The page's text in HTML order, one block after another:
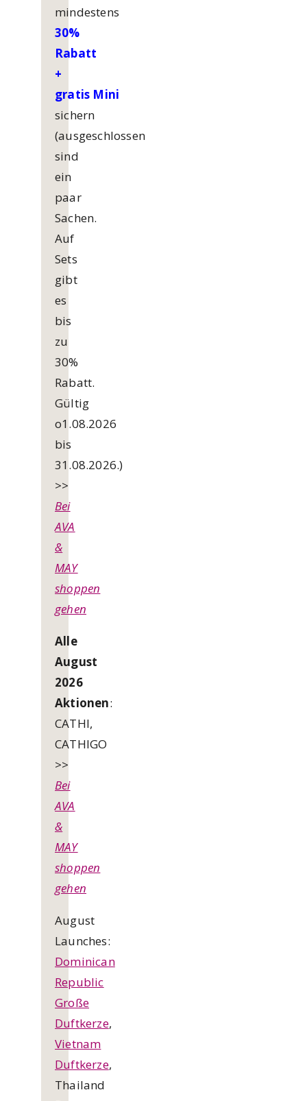
mindestens
30%
Rabatt
+
gratis Mini
sichern
(ausgeschlossen
sind
ein
paar
Sachen.
Auf
Sets
gibt
es
bis
zu
30%
Rabatt.
Gültig
o1.08.2026
bis
31.08.2026.)
>>
Bei
AVA
&
MAY
shoppen
gehen
Alle
August
2026
Aktionen:
CATHI,
CATHIGO
>>
Bei
AVA
&
MAY
shoppen
gehen
August
Launches:
Dominican
Republic
Große
Duftkerze,
Vietnam
Duftkerze,
Thailand